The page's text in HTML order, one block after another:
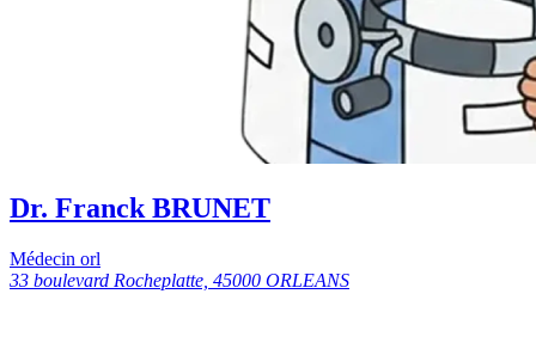
Dr. Franck BRUNET
Médecin orl
33 boulevard Rocheplatte, 45000 ORLEANS